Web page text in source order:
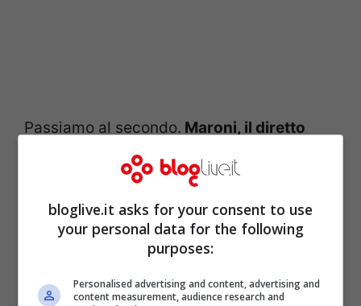
Passiamo al secondo. Maroni, il diretto
interessato, ha declinato l’invito,
dicendosi fedele all’alleanza e alla
premiership di Berlusconi. Parole dovute,
qualcuno direbbe. Ma da tutta la Lega si
questo governo, a cui viene rinnovata
bloglive.it asks for your consent to use
your personal data for the following
purposes:
Personalised advertising and content, advertising and
content measurement, audience research and